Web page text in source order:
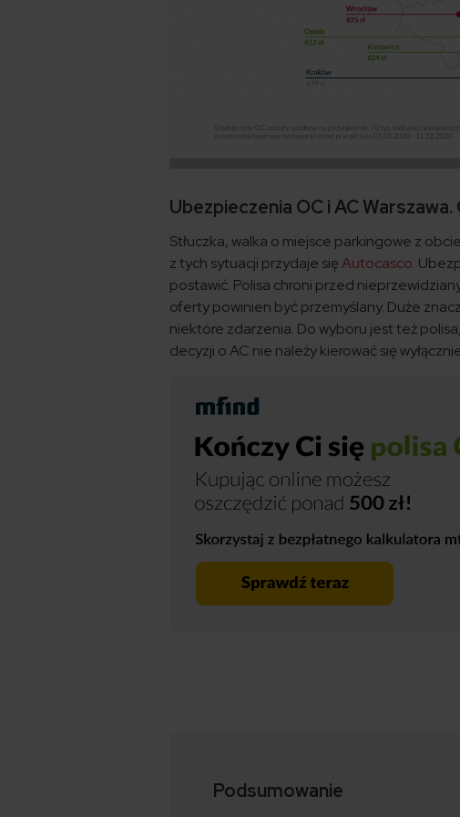
Ubezpieczenia OC i AC
Stłuczka, walka o miejsce parkingowe z
z tych sytuacji przydaje sięAutocasco.
postawić. Polisa chroni przed
oferty powinien być przemyślany. Duże
niektóre zdarzenia. Do wyboru jest też
decyzji o AC nie należy kierować się
Podsumowanie